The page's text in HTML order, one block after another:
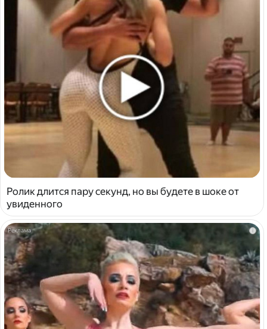
Ролик длится пару секунд, но вы будете в шоке от
увиденного
i